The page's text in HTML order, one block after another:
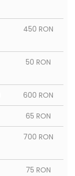
450 RON
50 RON
600 RON
65 RON
700 RON
75 RON